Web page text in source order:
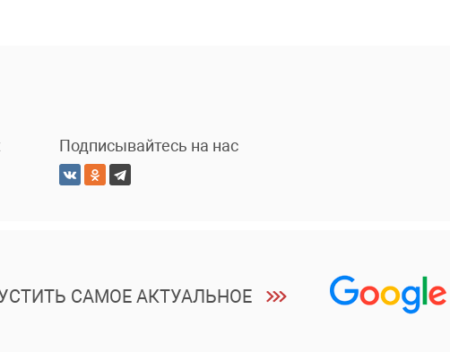
Подписывайтесь на нас
САМОЕ АКТУАЛЬНОЕ